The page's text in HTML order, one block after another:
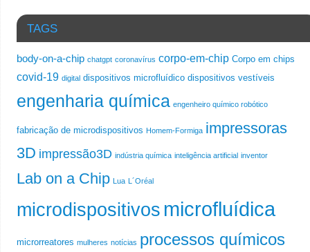
TAGS
body-on-a-chip chatgpt coronavírus corpo-em-chip Corpo em chips
covid-19 digital dispositivos microfluídico dispositivos vestíveis
engenharia química engenheiro químico robótico
fabricação de microdispositivos Homem-Formiga impressoras
3D impressão3D indústria química inteligência artificial inventor
Lab on a Chip Lua L´Oréal
microdispositivos microfluídica
microrreatores mulheres notícias processos químicos